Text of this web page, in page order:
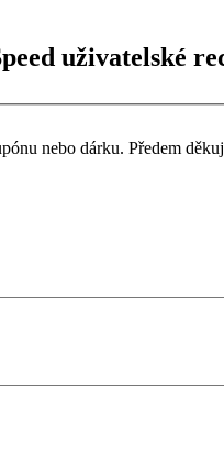
uživatelské
nebo dárku. Předem